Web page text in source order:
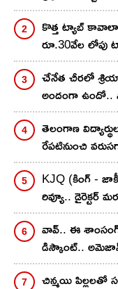
చేసుకోండి ఇలా!
కొత్త ట్యాబ్
రూ.30వేల లోపు
డీల్స్.. మీ ఫేవరెట్
చేనేత చీర‌లో
అందంగా ఉందో..
తెలంగాణ
రేపటినుంచి
KJQ (కింగ్ -
రివ్యూ.. డైరెక్టర్
సినిమా..
వావ్.. ఈ శాంసంగ్
డిస్కౌంట్..
తక్కువకే..
చిన్మ‌యి పిల్ల‌ల‌తో